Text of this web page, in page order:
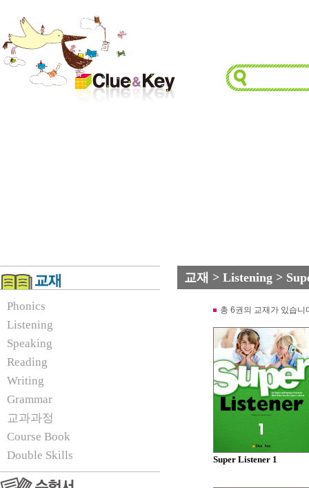
Phonics
Listening
Speaking
Reading
Writing
Grammar
교과과정
Course Book
Double Skills
교재 > Listening >
총 6권의 교재가 있습니
Super Listener 1